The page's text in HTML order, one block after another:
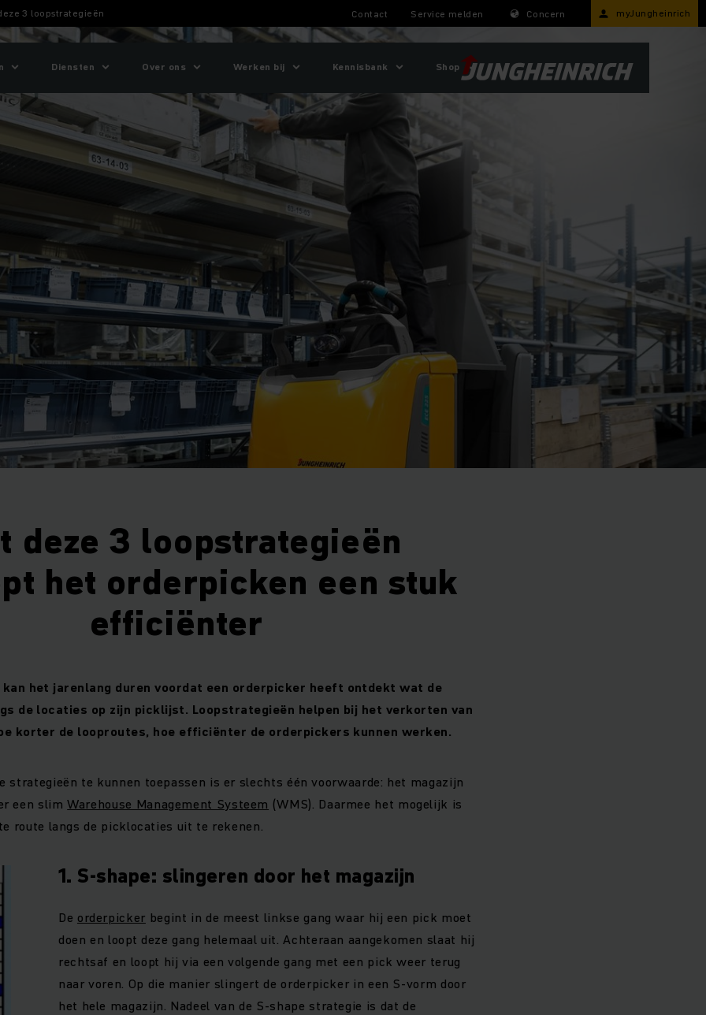
3 loopstrategieën Contact Service melden Concern myJungheinrich
Diensten Over ons Werken bij Kennisbank Shop
deze 3 loopstrategieën
het orderpicken een stuk
efficiënter
kan het jarenlang duren voordat een orderpicker heeft ontdekt wat de
de locaties op zijn picklijst. Loopstrategieën helpen bij het verkorten van
korter de looproutes, hoe efficiënter de orderpickers kunnen werken.
strategieën te kunnen toepassen is er slechts één voorwaarde: het magazijn
een slimWarehouse Management Systeem (WMS). Daarmee het mogelijk is
route langs de picklocaties uit te rekenen.
1. S-shape: slingeren door het magazijn
De orderpicker begint in de meest linkse gang waar hij een pick moet
doen en loopt deze gang helemaal uit. Achteraan aangekomen slaat hij
rechtsaf en loopt hij via een volgende gang met een pick weer terug
naar voren. Op die manier slingert de orderpicker in een S-vorm door
het hele magazijn. Nadeel van de S-shape strategie is dat de